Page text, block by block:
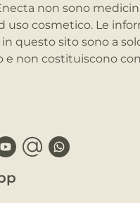
non sono
uso cosmetico. Le
questo sito sono a
e non costituiscono